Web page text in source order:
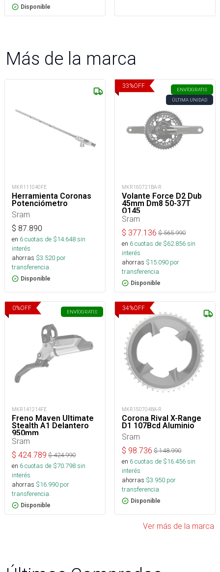
Disponible
Más de la marca
MKR111040FE
Herramienta Coronas
Potenciómetro
Sram
$ 87.890
en 6cuotas de $14.648sin
interés
ahorras $3.520 por
transferencia.
Disponible
33%OFF
ENVÍOGRATIS
ÚLTIMA UNIDAD
MKR160721BA-R
Volante Force D2 Dub
45mm Dm8 50-37T
Q145
Sram
$ 377.136 $565.990
en 6cuotas de $62.856sin
interés
ahorras $15.090 por
transferencia.
Disponible
0%OFF
ENVÍOGRATIS
MKR141214FE
Freno Maven Ultimate
Stealth A1 Delantero
950mm
Sram
$ 424.789 $424.990
en 6cuotas de $70.798sin
interés
ahorras $16.990 por
transferencia.
Disponible
34%OFF
MKR150704BA-R
Corona Rival X-Range
D1 107Bcd Aluminio
Sram
$ 98.736 $148.990
en 6cuotas de $16.456sin
interés
ahorras $3.950 por
transferencia.
Disponible
Ver más de la marca